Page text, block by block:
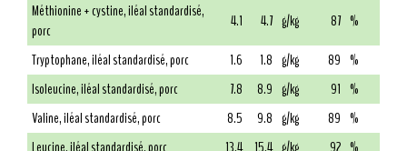
Méthionine + cystine, iléal standardisé,
porc
4.1 4.7 g/kg 87 %
Tryptophane, iléal standardisé, porc
1.6 1.8 g/kg 89 %
Isoleucine, iléal standardisé, porc
7.8 8.9 g/kg 91 %
Valine, iléal standardisé, porc
8.5 9.8 g/kg 89 %